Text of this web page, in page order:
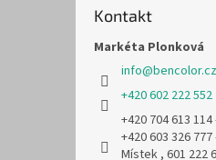
Kontakt
Markéta Plonková
info@bencolor.cz
+420 602 222 552
+420 704 613
+420 603 326
Místek , 601 222